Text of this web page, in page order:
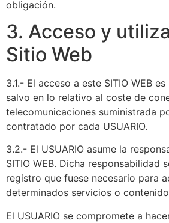
obligación.
3. Acceso y
Sitio Web
3.1.- El acceso a este SITIO WEB
salvo en lo relativo al coste de
telecomunicaciones suministrada
contratado por cada USUARIO.
3.2.- El USUARIO asume la
SITIO WEB. Dicha responsabilidad
registro que fuese necesario para
determinados servicios o
El USUARIO se compromete a